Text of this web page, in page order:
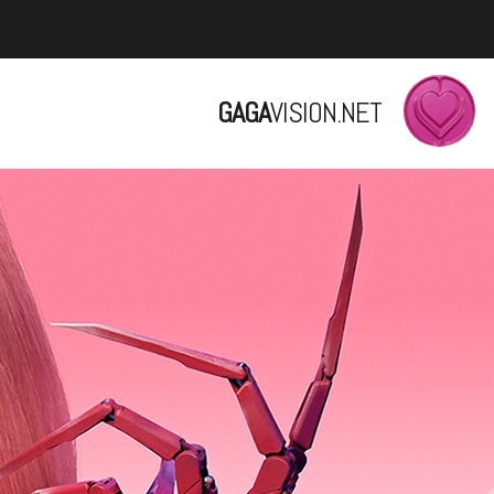
GAGAVISION.NET